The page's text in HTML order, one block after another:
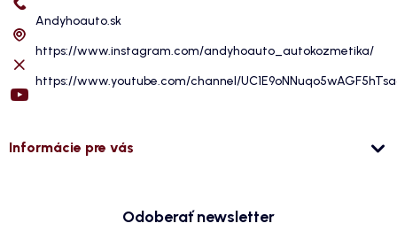
Andyhoauto.sk
https://www.instagram.com/andyhoauto_autokozmetika/
https://www.youtube.com/channel/
Informácie pre vás
Odoberať newsletter